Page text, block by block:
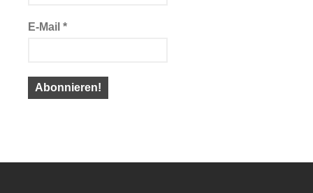
E-Mail *